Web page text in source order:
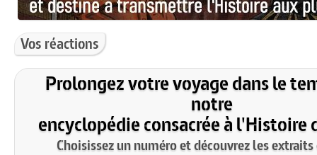
Vos réactions
Prolongez votre voyage dans le
notre
encyclopédie consacrée à l'Histoire
Choisissez un numéro et découvrez les